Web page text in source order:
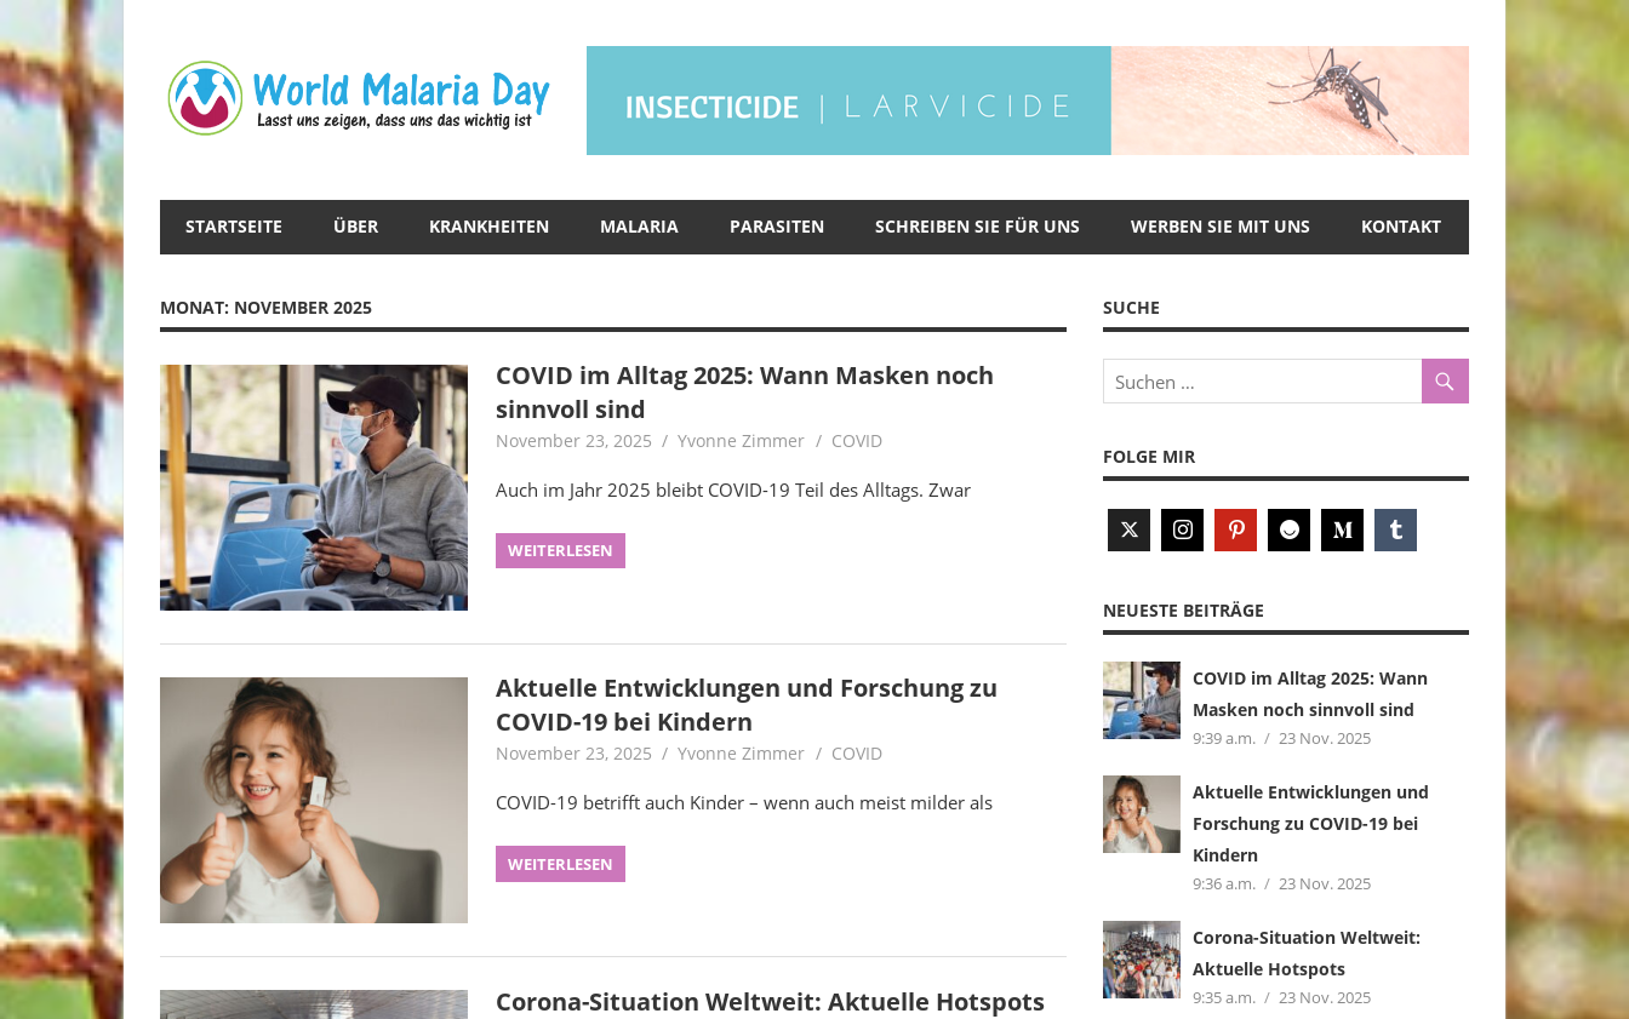
springen
Malaria
zeigen,
das
wichtig
ist.
STARTSEITE ÜBER KRANKHEITEN MALARIA PARASITEN SCHREIBEN SIE FÜR UNS WERBEN SIE MIT UNS KONTAKT
MONAT: NOVEMBER 2025
COVID im Alltag 2025: Wann Masken noch
sinnvoll sind
November 23, 2025 Yvonne Zimmer COVID
Auch im Jahr 2025 bleibt COVID-19 Teil des Alltags. Zwar
WEITERLESEN
Aktuelle Entwicklungen und Forschung zu
COVID-19 bei Kindern
November 23, 2025 Yvonne Zimmer COVID
COVID-19 betrifft auch Kinder – wenn auch meist milder als
WEITERLESEN
Corona-Situation Weltweit: Aktuelle Hotspots
SUCHE
FOLGE MIR
NEUESTE BEITRÄGE
COVID im Alltag 2025: Wann
Masken noch sinnvoll sind
9:39 a.m. 23 Nov. 2025
Aktuelle Entwicklungen und
Forschung zu COVID-19 bei
Kindern
9:36 a.m. 23 Nov. 2025
Corona-Situation Weltweit:
Aktuelle Hotspots
9:35 a.m. 23 Nov. 2025